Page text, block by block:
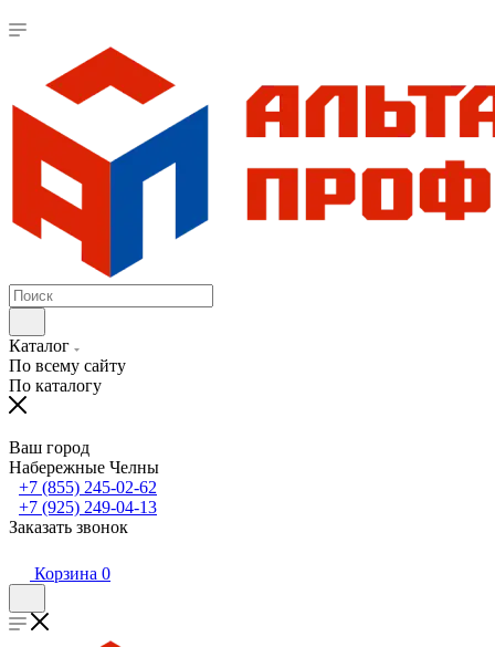
Каталог
По всему сайту
По каталогу
Ваш город
Набережные Челны
+7 (855) 245-02-62
+7 (925) 249-04-13
Заказать звонок
Корзина 0